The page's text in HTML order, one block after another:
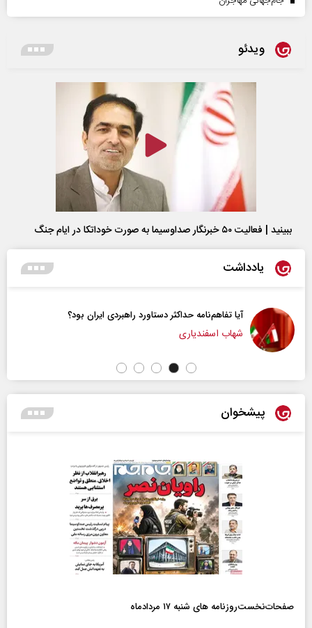
ویدئو
ببینید | فعالیت ۵۰ خبرنگار صداوسیما به صورت خوداتکا در ایام جنگ
یادداشت
دستاورد راهبردی ایران بود؟ آیا سیاست کلان
پیشخوان
صفحات‌نخست‌روزنامه ها‌ی شنبه ۱۷ مردادماه